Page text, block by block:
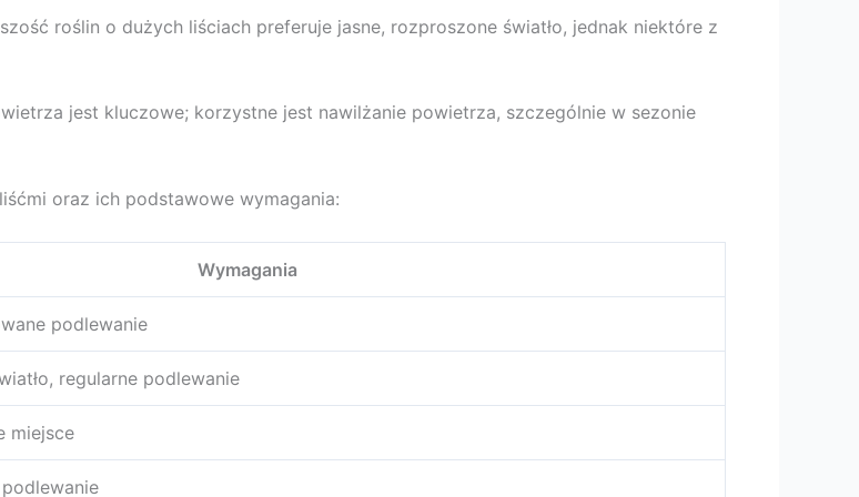
roślin o dużych liściach preferuje jasne, rozproszone światło, jednak niektóre z
jest kluczowe; korzystne jest nawilżanie powietrza, szczególnie w sezonie
oraz ich podstawowe wymagania:
Wymagania
podlewanie
regularne podlewanie
miejsce